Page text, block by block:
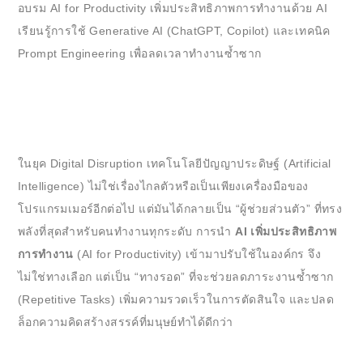
อบรม AI for Productivity เพิ่มประสิทธิภาพการทำงานด้วย AI
เรียนรู้การใช้ Generative AI (ChatGPT, Copilot) และเทคนิค
Prompt Engineering เพื่อลดเวลาทำงานซ้ำซาก
ในยุค Digital Disruption เทคโนโลยีปัญญาประดิษฐ์ (Artificial
Intelligence) ไม่ใช่เรื่องไกลตัวหรือเป็นเพียงเครื่องมือของ
โปรแกรมเมอร์อีกต่อไป แต่มันได้กลายเป็น “ผู้ช่วยส่วนตัว” ที่ทรง
พลังที่สุดสำหรับคนทำงานทุกระดับ การนำ AI เพิ่มประสิทธิภาพ
การทำงาน (AI for Productivity) เข้ามาปรับใช้ในองค์กร จึง
ไม่ใช่ทางเลือก แต่เป็น “ทางรอด” ที่จะช่วยลดภาระงานซ้ำซาก
(Repetitive Tasks) เพิ่มความรวดเร็วในการตัดสินใจ และปลด
ล็อกความคิดสร้างสรรค์ที่มนุษย์ทำได้ดีกว่า